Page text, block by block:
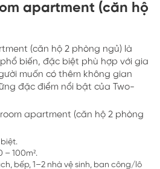
apartment (căn hộ
(căn hộ 2 phòng ngủ) là
biến, đặc biệt phù hợp với gia
muốn có thêm không gian
đặc điểm nổi bật của Two-
apartment (căn hộ 2 phòng
– 100m².
bếp, 1–2 nhà vệ sinh, ban công/lô